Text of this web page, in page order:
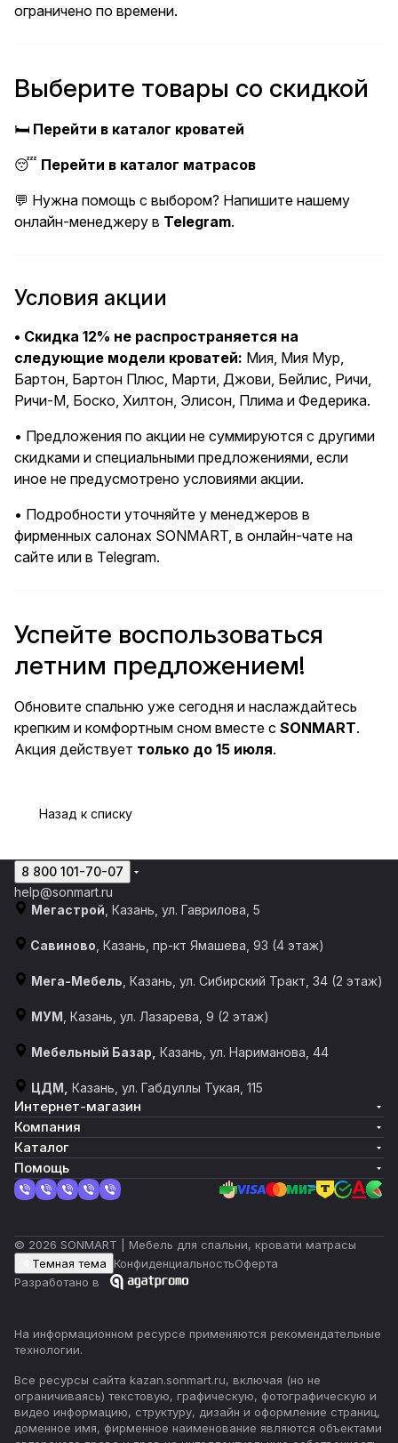
ограничено по времени.
Выберите товары со скидкой
🛏️ Перейти в каталог кроватей
😴 Перейти в каталог матрасов
💬 Нужна помощь с выбором? Напишите нашему
онлайн-менеджеру в Telegram.
Условия акции
• Скидка 12% не распространяется на
следующие модели кроватей: Мия, Мия Мур,
Бартон, Бартон Плюс, Марти, Джови, Бейлис, Ричи,
Ричи-М, Боско, Хилтон, Элисон, Плима и Федерика.
• Предложения по акции не суммируются с другими
скидками и специальными предложениями, если
иное не предусмотрено условиями акции.
• Подробности уточняйте у менеджеров в
фирменных салонах SONMART, в онлайн-чате на
сайте или в Telegram.
Успейте воспользоваться
летним предложением!
Обновите спальню уже сегодня и наслаждайтесь
крепким и комфортным сном вместе с SONMART.
Акция действует только до 15 июля.
Назад к списку
8 800 101-70-07
help@sonmart.ru
Мегастрой , Казань, ул. Гаврилова, 5
Савиново , Казань, пр-кт Ямашева, 93 (4 этаж)
Мега-Мебель , Казань, ул. Сибирский Тракт, 34 (2 этаж)
МУМ , Казань, ул. Лазарева, 9 (2 этаж)
Мебельный Базар, Казань, ул. Нариманова, 44
ЦДМ, Казань, ул. Габдуллы Тукая, 115
Интернет-магазин
Компания
Каталог
Помощь
© 2026 SONMART | Мебель для спальни, кровати матрасы
Темная тема
КонфиденциальностьОферта
Разработано в
На информационном ресурсе применяются рекомендательные
технологии.
Все ресурсы сайта kazan.sonmart.ru, включая (но не
ограничиваясь) текстовую, графическую, фотографическую и
видео информацию, структуру, дизайн и оформление страниц,
доменное имя, фирменное наименование являются объектами